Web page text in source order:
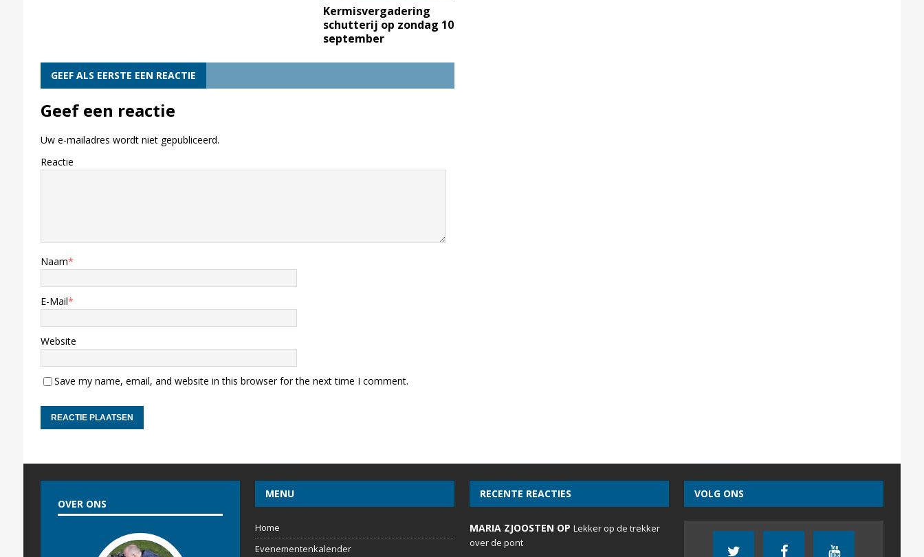
Kermisvergadering
schutterij op zondag 10
september
GEEF ALS EERSTE EEN REACTIE
Geef een reactie
Uw e-mailadres wordt niet gepubliceerd.
Reactie
Naam*
E-Mail*
Website
Save my name, email, and website in this browser for the next time I comment.
OVER ONS
MENU
Home
Evenementenkalender
RECENTE REACTIES
MARIA ZJOOSTEN OPLekker op de trekker
over de pont
VOLG ONS